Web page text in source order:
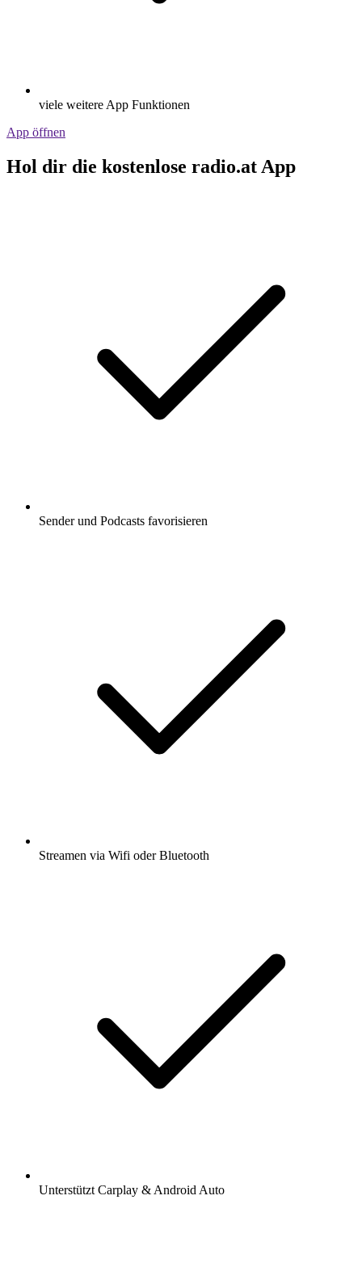
viele weitere App Funktionen
App öffnen
Hol dir die kostenlose radio.at App
Sender und Podcasts favorisieren
Streamen via Wifi oder Bluetooth
Unterstützt Carplay & Android Auto